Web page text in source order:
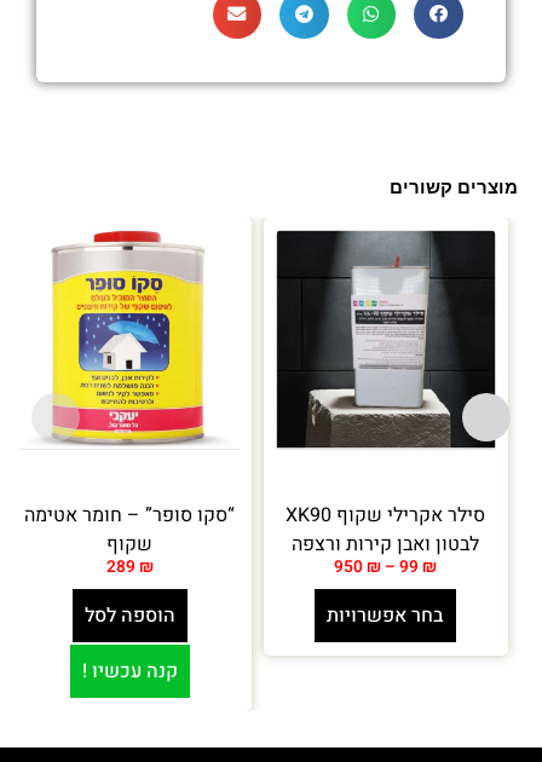
מוצרים קשורים
“סקו סופר” – חומר אטימה
שקוף
289 ₪
הוספה לסל
קנה עכשיו !
סילר אקרילי שקוף XK90
לבטון ואבן קירות ורצפה
99 ₪
–
950 ₪
בחר אפשרויות